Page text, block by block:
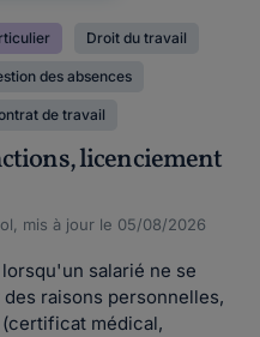
Droit du travail
des absences
de travail
licenciement
mis à jour le 05/08/2026
salarié ne se
raisons personnelles,
médical,